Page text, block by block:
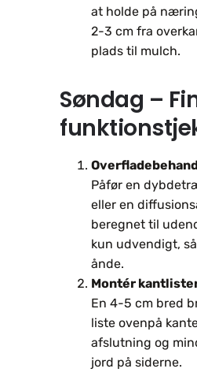
at holde på
2-3 cm fra
plads til mulch.
Søndag –
Påfør en
eller en
beregnet til
kun udvendigt,
ånde.
Montér
En 4-5 cm bred
liste ovenpå
afslutning og
jord på siderne.